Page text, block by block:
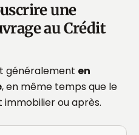
une
au Crédit
généralement en
, en même temps que le
ou après.